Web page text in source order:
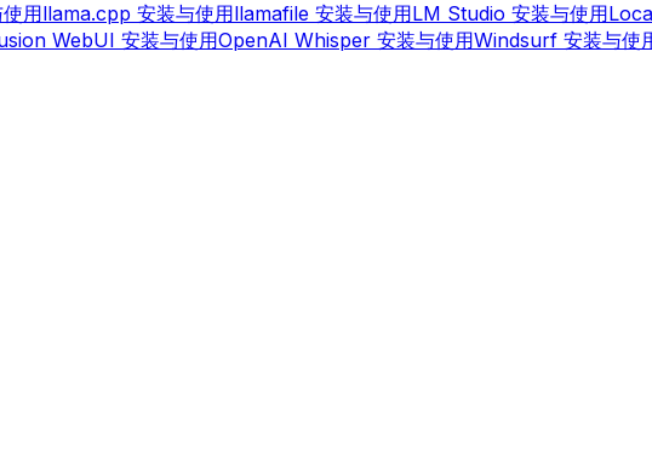
用llama.cpp 安装与使用llamafile 安装与使用LM Studio 安装与使用
WebUI 安装与使用OpenAI Whisper 安装与使用Windsurf 安装与使